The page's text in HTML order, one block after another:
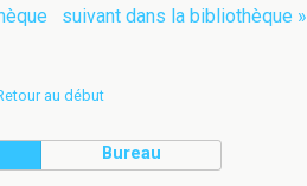
suivant dans la bibliothèque »
au début
Bureau